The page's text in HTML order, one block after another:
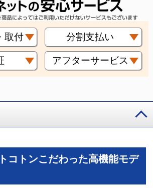
取付 分割支払い
アフターサービス
コトンこだわった高機能モデ